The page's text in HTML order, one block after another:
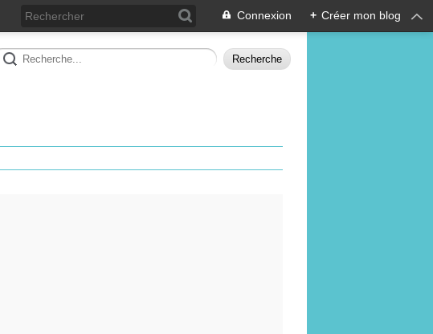
Connexion + Créer mon blog